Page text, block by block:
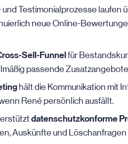
Testimonialprozesse laufen
neue Online-
Sell-Funnelfür
passende
hält die Kommunikation mit
René persönlich ausfällt.
datenschutzkonforme
Auskünfte und